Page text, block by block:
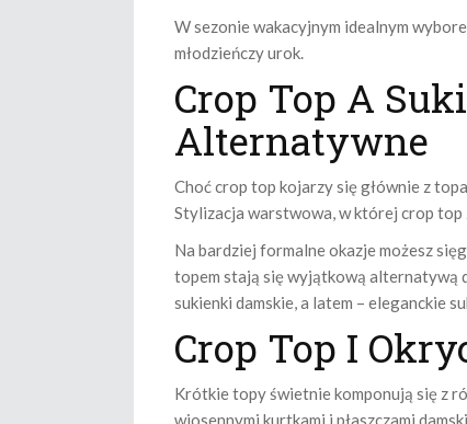
W sezonie wakacyjnym idealnym
młodzieńczy urok.
Crop Top A
Alternatywne
Choć crop top kojarzy się głównie z
Stylizacja warstwowa, w której crop top
Na bardziej formalne okazje możesz
topem stają się wyjątkową alternatywą
sukienki damskie, a latem – eleganckie
Crop Top I
Krótkie topy świetnie komponują się z
wiosennymi kurtkami i płaszczami